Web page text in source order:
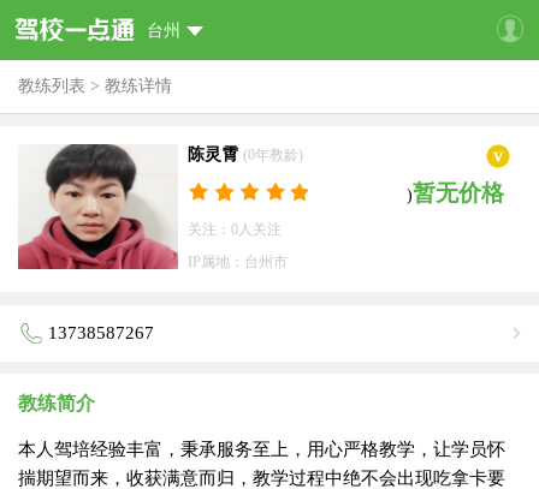
台州
教练列表 > 教练详情
陈灵霄 (0年教龄)
)暂无价格
关注：0人关注
IP属地：台州市
13738587267
教练简介
本人驾培经验丰富，秉承服务至上，用心严格教学，让学员怀
揣期望而来，收获满意而归，教学过程中绝不会出现吃拿卡要